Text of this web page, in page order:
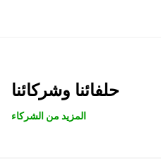
حلفائنا وشركائنا
المزيد من الشركاء